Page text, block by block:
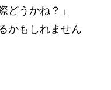
どうかね？」
かもしれません